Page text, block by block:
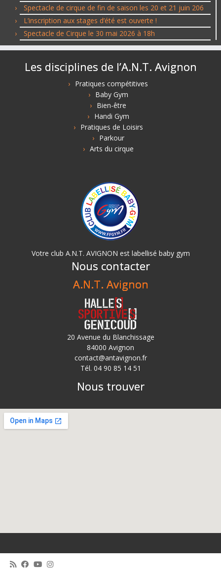
Spectacle de cirque de fin de saison les 20 et 21 juin 206
L’inscription aux stages d’été est ouverte !
Spectacle de Cirque le 30 mai 2026 à 18h
Les disciplines de l’A.N.T. Avignon
Pratiques compétitives
Baby Gym
Bien-être
Handi Gym
Pratiques de Loisirs
Parkour
Arts du cirque
Votre club A.N.T. AVIGNON est labellisé baby gym
Nous contacter
A.N.T. Avignon
20 Avenue du Blanchissage
84000 Avignon
contact@antavignon.fr
Tél. 04 90 85 14 51
Nous trouver